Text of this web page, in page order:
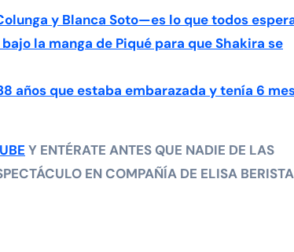
y Blanca Soto—es lo que todos
la manga de Piqué para que Shakira se
años que estaba embarazada y tenía 6
Y ENTÉRATE ANTES QUE NADIE DE LAS
EN COMPAÑÍA DE ELISA